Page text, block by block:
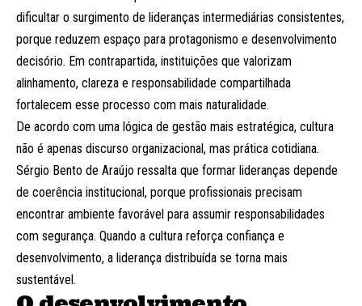
dificultar o surgimento de lideranças intermediárias consistentes,
porque reduzem espaço para protagonismo e desenvolvimento
decisório. Em contrapartida, instituições que valorizam
alinhamento, clareza e responsabilidade compartilhada
fortalecem esse processo com mais naturalidade.
De acordo com uma lógica de gestão mais estratégica, cultura
não é apenas discurso organizacional, mas prática cotidiana.
Sérgio Bento de Araújo ressalta que formar lideranças depende
de coerência institucional, porque profissionais precisam
encontrar ambiente favorável para assumir responsabilidades
com segurança. Quando a cultura reforça confiança e
desenvolvimento, a liderança distribuída se torna mais
sustentável.